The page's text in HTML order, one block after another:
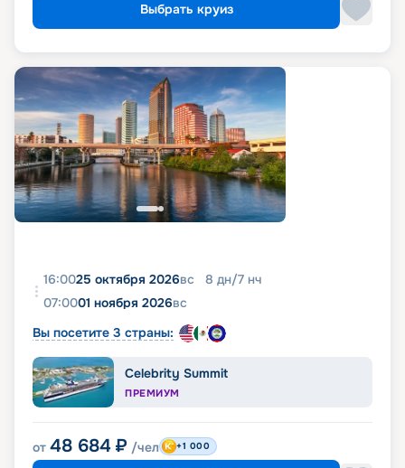
Выбрать круиз
16:0025 октября 2026вс 8 дн/7 нч
07:0001 ноября 2026вс
Вы посетите 3 страны:
Celebrity Summit
ПРЕМИУМ
от 48 684 ₽ /чел +1 000